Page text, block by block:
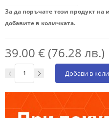
За да поръчате този продукт на
добавите в количката.
39.00 € (76.28 лв.)
Добави в